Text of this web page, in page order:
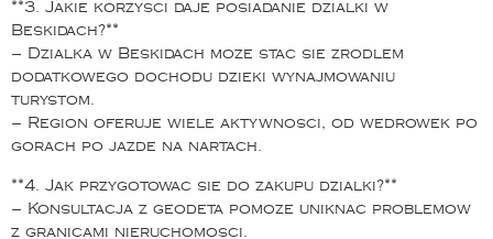
**3. Jakie korzysci daje posiadanie dzialki w
Beskidach?**
– Dzialka w Beskidach moze stac sie zrodlem
dodatkowego dochodu dzieki wynajmowaniu
turystom.
– Region oferuje wiele aktywnosci, od wedrowek po
gorach po jazde na nartach.
**4. Jak przygotowac sie do zakupu dzialki?**
– Konsultacja z geodeta pomoze uniknac problemow
z granicami nieruchomosci.